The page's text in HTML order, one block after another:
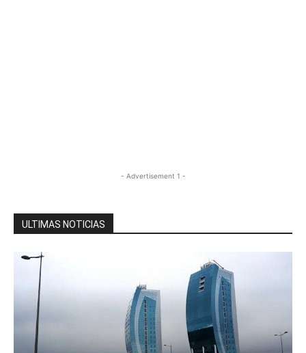
- Advertisement 1 -
ULTIMAS NOTICIAS